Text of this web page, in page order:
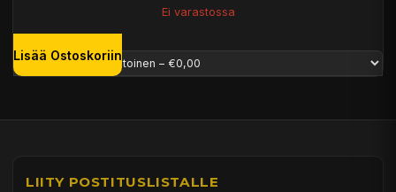
Ei varastossa
Lisää Ostoskoriin
LIITY POSTITUSLISTALLE